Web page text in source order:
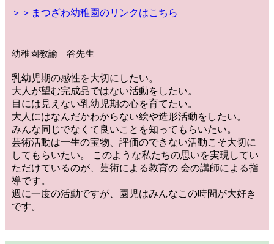
＞＞まつざわ幼稚園のリンクはこちら
幼稚園教諭 谷先生
乳幼児期の感性を大切にしたい。
大人が望む完成品ではない活動をしたい。
目には見えない乳幼児期の心を育てたい。
大人にはなんだかわからない絵や造形活動をしたい。
みんな同じでなくて良いことを知ってもらいたい。
芸術活動は一生の宝物、評価のできない活動こそ大切に
してもらいたい。 このような私たちの思いを実現してい
ただけているのが、芸術による教育の 会の講師による指
導です。
週に一度の活動ですが、園児はみんなこの時間が大好き
です。